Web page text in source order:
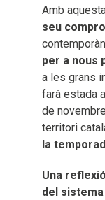
Amb
seu
per a nous
a les grans
farà estada
de
territori
la
Una
del